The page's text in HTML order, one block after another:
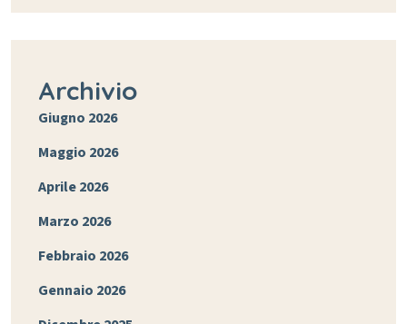
Archivio
Giugno 2026
Maggio 2026
Aprile 2026
Marzo 2026
Febbraio 2026
Gennaio 2026